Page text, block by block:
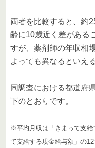
両者を比較すると、約
齢に10歳近く差がある
すが、薬剤師の年収相
よっても異なるといえ
同調査における都道府
下のとおりです。
※平均月収は「きまって支給
て支給する現金給与額」の